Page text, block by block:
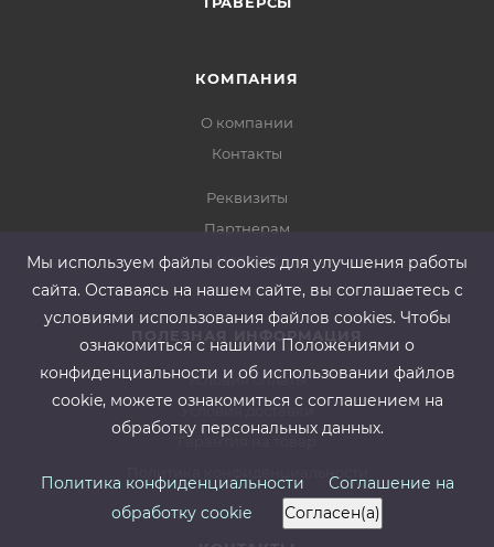
КОМПАНИЯ
О компании
Контакты
Реквизиты
Партнерам
Новости
ПОЛЕЗНАЯ ИНФОРМАЦИЯ
Условия оплаты
Условия доставки
Гарантия на товар
Политика конфиденциальности
Мы используем файлы cооkies для улучшения работы
сайта. Оставаясь на нашем сайте, вы соглашаетесь с
условиями использования файлов cооkies. Чтобы
ознакомиться с нашими Положениями о
конфиденциальности и об использовании файлов
cookie, можете ознакомиться с соглашением на
обработку персональных данных.
Политика конфиденциальности
Соглашение на
обработку cookie
Согласен(а)